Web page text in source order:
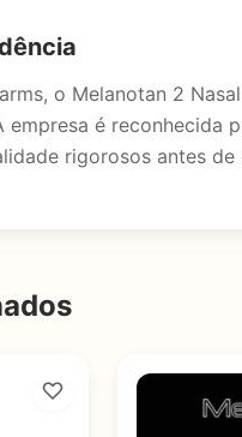
o Melanotan 2
é reconhecida
rigorosos antes de